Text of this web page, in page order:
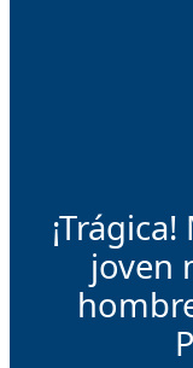
joven